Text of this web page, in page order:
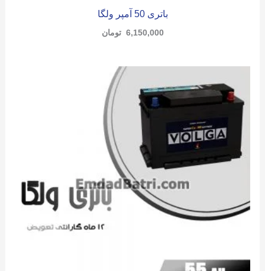
باتری 50 آمپر ولگا
6,150,000 تومان